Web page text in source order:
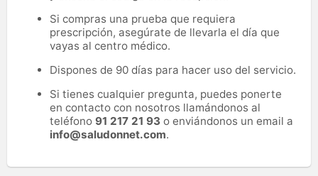
Si compras una prueba que requiera
prescripción, asegúrate de llevarla el día que
vayas al centro médico.
Dispones de 90 días para hacer uso del servicio.
Si tienes cualquier pregunta, puedes ponerte
en contacto con nosotros llamándonos al
teléfono 91 217 21 93 o enviándonos un email a
info@saludonnet.com.